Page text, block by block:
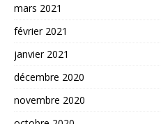
mars 2021
février 2021
janvier 2021
décembre 2020
novembre 2020